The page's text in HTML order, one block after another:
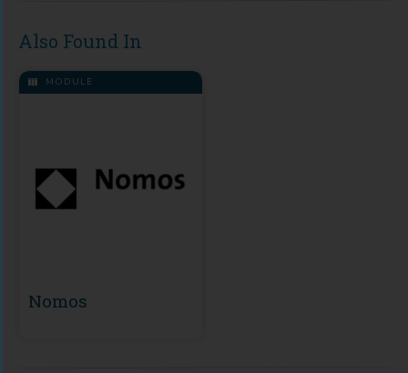
Also Found In
MODULE
Nomos